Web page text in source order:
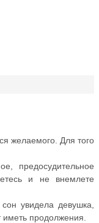
желаемого. Для того
предосудительное
и не внемлете
увидела девушка,
продолжения.